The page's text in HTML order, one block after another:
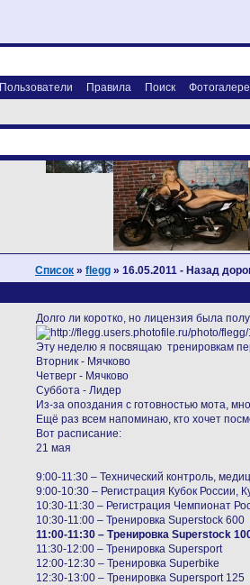
Пользователи Правила Поиск
Список » flegg » 16.05.2011 - Назад
Долго ли коротко, но лицензия была
Эту неделю я посвящаю тренировкам
Вторник - Мячково
Четверг - Мячково
Суббота - Лидер
Из-за опоздания с готовностью мота,
Ещё раз всем напоминаю, кто хочет
Вот расписание:
21 мая
9:00-11:30 – Технический контроль,
9:00-10:30 – Регистрация Кубок России,
10:30-11:30 – Регистрация Чемпионат
10:30-11:00 – Тренировка Superstock 600
11:00-11:30 – Тренировка Superstock
11:30-12:00 – Тренировка Supersport
12:00-12:30 – Тренировка Superbike
12:30-13:00 – Тренировка Supersport 125